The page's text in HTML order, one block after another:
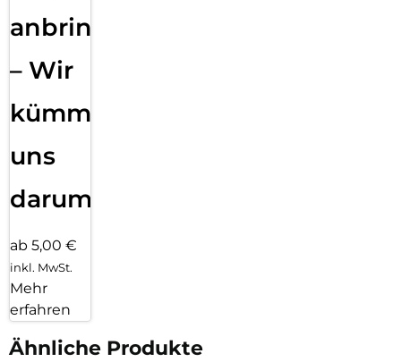
anbringen
– Wir
kümmern
uns
darum!
ab 5,00 €
inkl. MwSt.
Mehr
erfahren
Ähnliche Produkte